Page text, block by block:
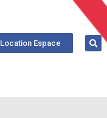
Location Espace